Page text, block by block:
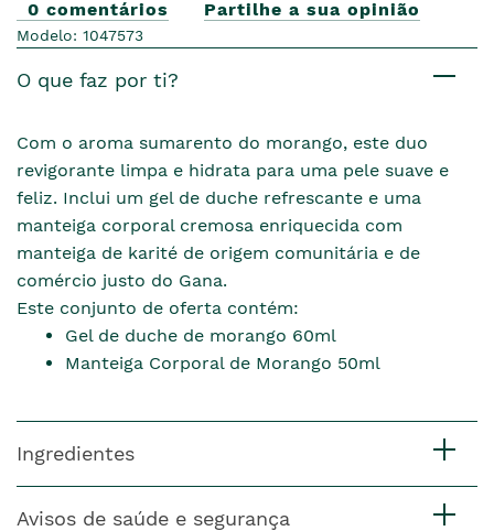
0 comentários Partilhe a sua opinião
Modelo: 1047573
O que faz por ti?
Com o aroma sumarento do morango, este duo
revigorante limpa e hidrata para uma pele suave e
feliz. Inclui um gel de duche refrescante e uma
manteiga corporal cremosa enriquecida com
manteiga de karité de origem comunitária e de
comércio justo do Gana.
Este conjunto de oferta contém:
Gel de duche de morango 60ml
Manteiga Corporal de Morango 50ml
Ingredientes
Avisos de saúde e segurança